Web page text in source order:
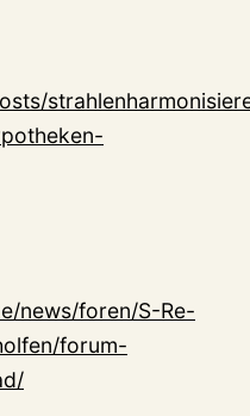
news/foren/S-Re-
forum-